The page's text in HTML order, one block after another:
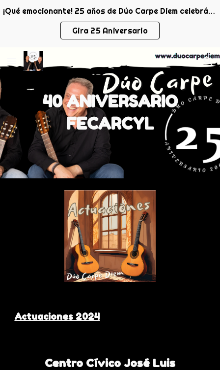
¡Qué emocionante! 25 años de Dúo Carpe Diem celebrándolo con todo el público que nos ha acompañado. ¡Gracias!
Gira 25 Aniversario
40 ANIVERSARIO
FECARCYL
Actuaciones 2024
Centro Cívico José Luis